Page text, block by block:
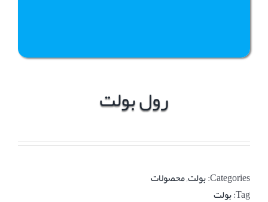
رول بولت
Categories: بولت,محصولات
Tag: بولت